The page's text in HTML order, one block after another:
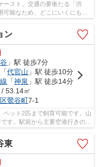
ースト。交通の要衝たる「渋
可能なため、どこにいくにも便
ン
」駅 徒歩7分
「代官山 」駅 徒歩10分
「神泉 」駅 徒歩14分
53.14㎡
鶯谷町7-1
ペット2匹まで飼育可能です。山
す。駅前から主要空港行きのバ
東